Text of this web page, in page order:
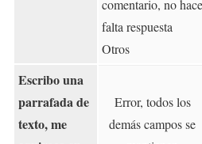
comentario, no hace
falta respuesta
Otros
Escribo una
parrafada de
texto, me
Error, todos los
demás campos se